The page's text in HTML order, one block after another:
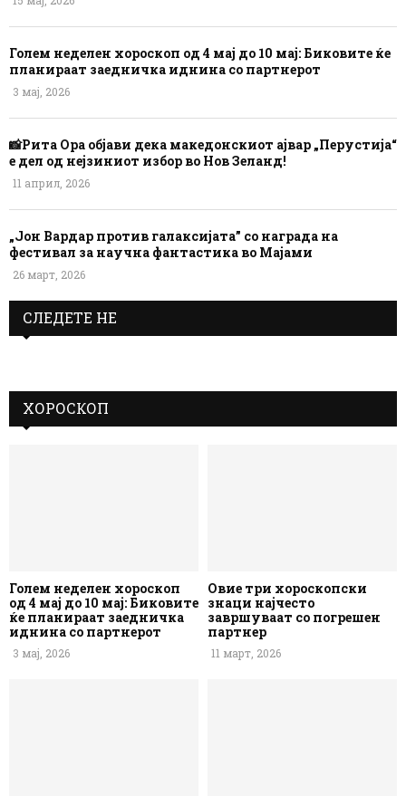
Голем неделен хороскоп од 4 мај до 10 мај: Биковите ќе
планираат заедничка иднина со партнерот
3 мај, 2026
📸Рита Ора објави дека македонскиот ајвар „Перустија“
е дел од нејзиниот избор во Нов Зеланд!
11 април, 2026
„Јон Вардар против галаксијата” со награда на
фестивал за научна фантастика во Мајами
26 март, 2026
СЛЕДЕТЕ НЕ
ХОРОСКОП
Голем неделен хороскоп
од 4 мај до 10 мај: Биковите
ќе планираат заедничка
иднина со партнерот
3 мај, 2026
Овие три хороскопски
знаци најчесто
завршуваат со погрешен
партнер
11 март, 2026